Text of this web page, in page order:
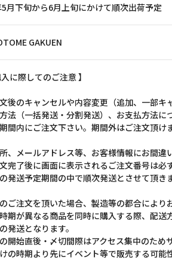
月下旬から6月上旬にかけて順次出荷予定
GAKUEN
入に際してのご注意 】
後のキャンセルや内容変更（追加、一部キ
法（一括発送・分割発送）、お支払方法に
間内にご注文下さい。期間外はご注文頂け
、メールアドレス等、お客様情報にお間違
完了後に画面に表示されるご注文番号は必
発送予定期間の中で順次発送とさせて頂き
ご注文を頂いた場合、製造等の都合により
期が異なる商品を同時に購入する際、配送
発送となります。
開始直後・〆切間際はアクセス集中のため
の時期より先にイベント等で販売する可能